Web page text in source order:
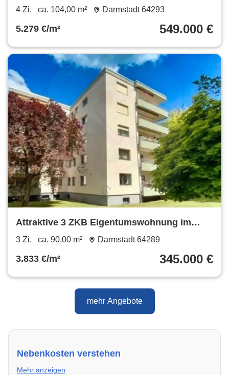
€ 104 m²
4 Zi. ca. 104,00 m² Darmstadt 64293
5.279 €/m² 549.000 €
Attraktive 3 ZKB Eigentumswohnung im
begehrten Komponistenviertel
3 Zi. ca. 90,00 m² Darmstadt 64289
3.833 €/m² 345.000 €
mehr Angebote
Nebenkosten verstehen
Mehr anzeigen